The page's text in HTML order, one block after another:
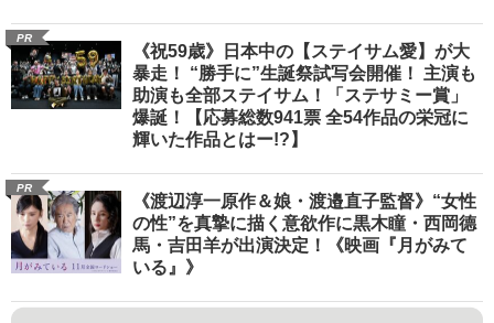
PR
《祝59歳》日本中の【ステイサム愛】が大
暴走！ “勝手に”生誕祭試写会開催！ 主演も
助演も全部ステイサム！「ステサミー賞」
爆誕！【応募総数941票 全54作品の栄冠に
輝いた作品とはー!?】
PR
《渡辺淳一原作＆娘・渡邉直子監督》“女性
の性”を真摯に描く意欲作に黒木瞳・西岡德
馬・吉田羊が出演決定！《映画『月がみて
いる』》